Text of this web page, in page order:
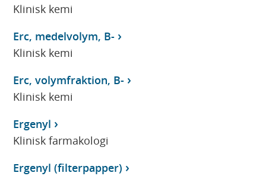
Klinisk kemi
Erc, medelvolym, B-
Klinisk kemi
Erc, volymfraktion, B-
Klinisk kemi
Ergenyl
Klinisk farmakologi
Ergenyl (filterpapper)